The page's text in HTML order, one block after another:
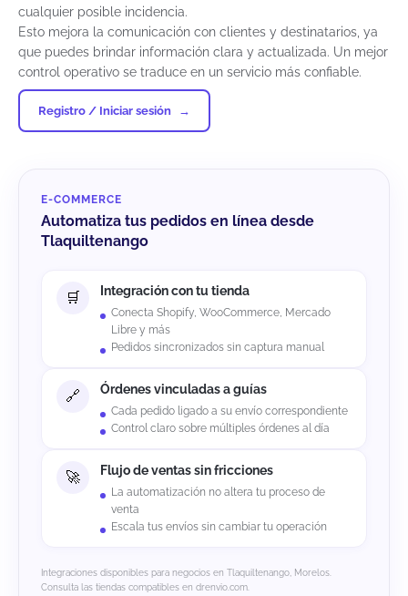
cualquier posible incidencia.
Esto mejora la comunicación con clientes y destinatarios, ya
que puedes brindar información clara y actualizada. Un mejor
control operativo se traduce en un servicio más confiable.
Registro / Iniciar sesión
E-COMMERCE
Automatiza tus pedidos en línea desde
Tlaquiltenango
Integración con tu tienda
Conecta Shopify, WooCommerce, Mercado
Libre y más
Pedidos sincronizados sin captura manual
Órdenes vinculadas a guías
Cada pedido ligado a su envío correspondiente
Control claro sobre múltiples órdenes al día
Flujo de ventas sin fricciones
La automatización no altera tu proceso de
venta
Escala tus envíos sin cambiar tu operación
Integraciones disponibles para negocios en Tlaquiltenango, Morelos.
Consulta las tiendas compatibles en drenvio.com.